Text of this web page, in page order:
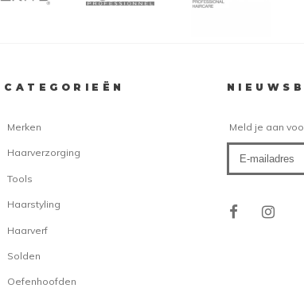
American
Daily
Een ander
shampoo
CATEGORIEËN
Merken
Haarverzorging
Tools
Haarstyling
Haarverf
Solden
Oefenhoofden
Meld je aan